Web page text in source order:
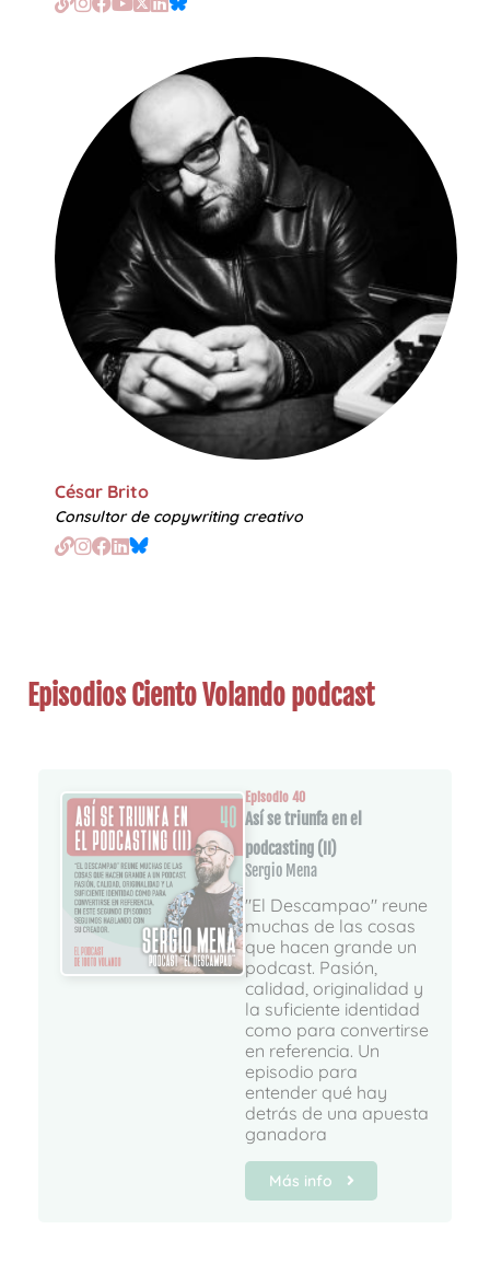
César Brito
Consultor de copywriting creativo
Episodios Ciento Volando podcast
Episodio 40
Así se triunfa en el
podcasting (II)
Sergio Mena
"El Descampao" reune
muchas de las cosas
que hacen grande un
podcast. Pasión,
calidad, originalidad y
la suficiente identidad
como para convertirse
en referencia. Un
episodio para
entender qué hay
detrás de una apuesta
ganadora
Más info